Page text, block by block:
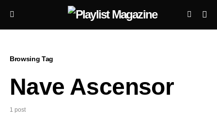
Browsing Tag
Nave Ascensor
1 post